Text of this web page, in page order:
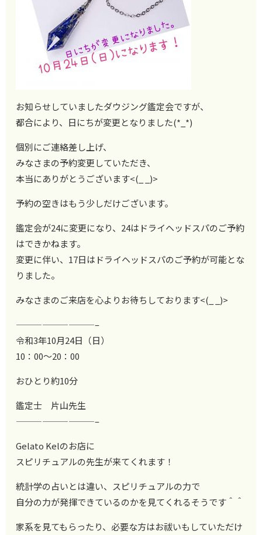
お知らせしていましたダウジング鑑定会ですが、
都合により、日にちが変更となりました(*_*)
個別にご連絡差し上げ、
みなさまの予約変更していただき、
本当にありがとうございます<(_ _)>
予約の空きはもう少しだけございます。
鑑定会が24に変更になり、24はドライヘッドスパのご予約
はできかねます。
変更に伴い、17日はドライヘッドスパのご予約が可能とな
りました。
みなさまのご来店を心よりお待ちしております<(_ _)>
—————————–
令和3年10月24日（日）
10：00～20：00
おひとり約10分
鑑定士 片山先生
—————————–
Gelato Kelのお店に
スピリチュアルの先生が来てくれます！
統計学の占いとは違い、スピリチュアルの力で
自分の力が発揮できているのかを見てくれるそうです＾＾
家系を見てもらったり、必要な方はお祓いもしていただけ